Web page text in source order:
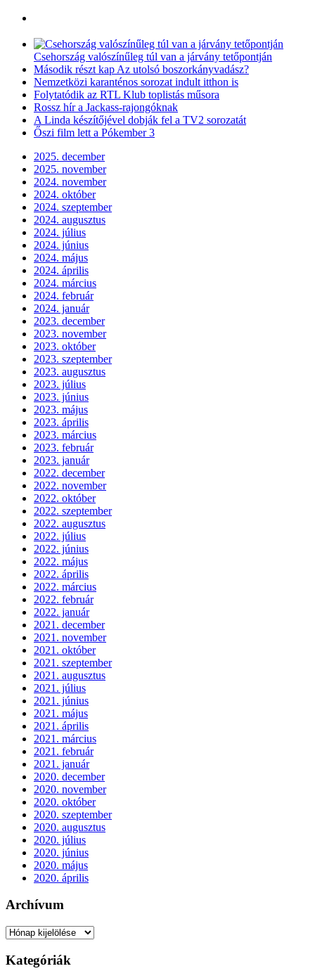
Csehország valószínűleg túl van a járvány tetőpontján
Második részt kap Az utolsó boszorkányvadász?
Nemzetközi karanténos sorozat indult itthon is
Folytatódik az RTL Klub toplistás műsora
Rossz hír a Jackass-rajongóknak
A Linda készítőjével dobják fel a TV2 sorozatát
Őszi film lett a Pókember 3
2025. december
2025. november
2024. november
2024. október
2024. szeptember
2024. augusztus
2024. július
2024. június
2024. május
2024. április
2024. március
2024. február
2024. január
2023. december
2023. november
2023. október
2023. szeptember
2023. augusztus
2023. július
2023. június
2023. május
2023. április
2023. március
2023. február
2023. január
2022. december
2022. november
2022. október
2022. szeptember
2022. augusztus
2022. július
2022. június
2022. május
2022. április
2022. március
2022. február
2022. január
2021. december
2021. november
2021. október
2021. szeptember
2021. augusztus
2021. július
2021. június
2021. május
2021. április
2021. március
2021. február
2021. január
2020. december
2020. november
2020. október
2020. szeptember
2020. augusztus
2020. július
2020. június
2020. május
2020. április
Archívum
Archívum
Kategóriák